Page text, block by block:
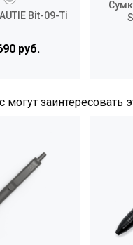
Bit-09-Ti
руб.
могут заинтересовать